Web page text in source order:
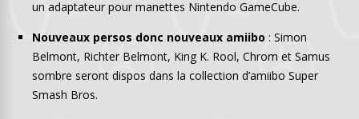
un adaptateur pour manettes Nintendo GameCube.
Nouveaux persos donc nouveaux amiibo : Simon
Belmont, Richter Belmont, King K. Rool, Chrom et Samus
sombre seront dispos dans la collection d’amiibo Super
Smash Bros.